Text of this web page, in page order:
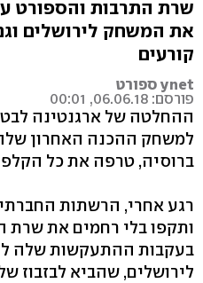
שרת התרבות והספורט
את המשחק לירושלים
קורעים
ynet ספורט
פורסם: 06.06.18, 00:01
ההחלטה של ארגנטינה
ברוסיה, טרפה את כל
רגע אחרי, הרשתות
ותקפו בלי רחמים את שרת
בעקבות ההתעקשות שלה
לירושלים, שהביא לבזבוז